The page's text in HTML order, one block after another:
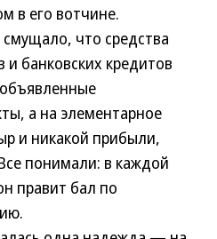
в его вотчине.
что средства
банковских кредитов
а на элементарное
и никакой прибыли,
понимали: в каждой
правит бал по